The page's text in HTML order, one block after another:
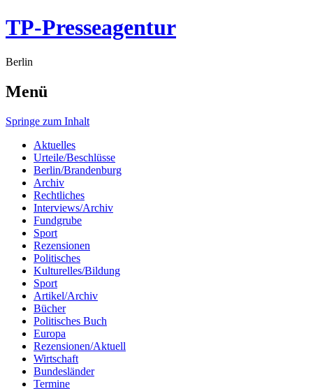
TP-Presseagentur
Berlin
Menü
Springe zum Inhalt
Aktuelles
Urteile/Beschlüsse
Berlin/Brandenburg
Archiv
Rechtliches
Interviews/Archiv
Fundgrube
Sport
Rezensionen
Politisches
Kulturelles/Bildung
Sport
Artikel/Archiv
Bücher
Politisches Buch
Europa
Rezensionen/Aktuell
Wirtschaft
Bundesländer
Termine